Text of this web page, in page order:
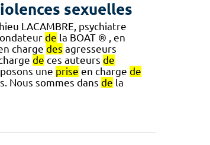
sexuelles
LACAMBRE, psychiatre
de la BOAT ® , en
charge des agresseurs
de ces auteurs de
une prise en charge de
Nous sommes dans de la